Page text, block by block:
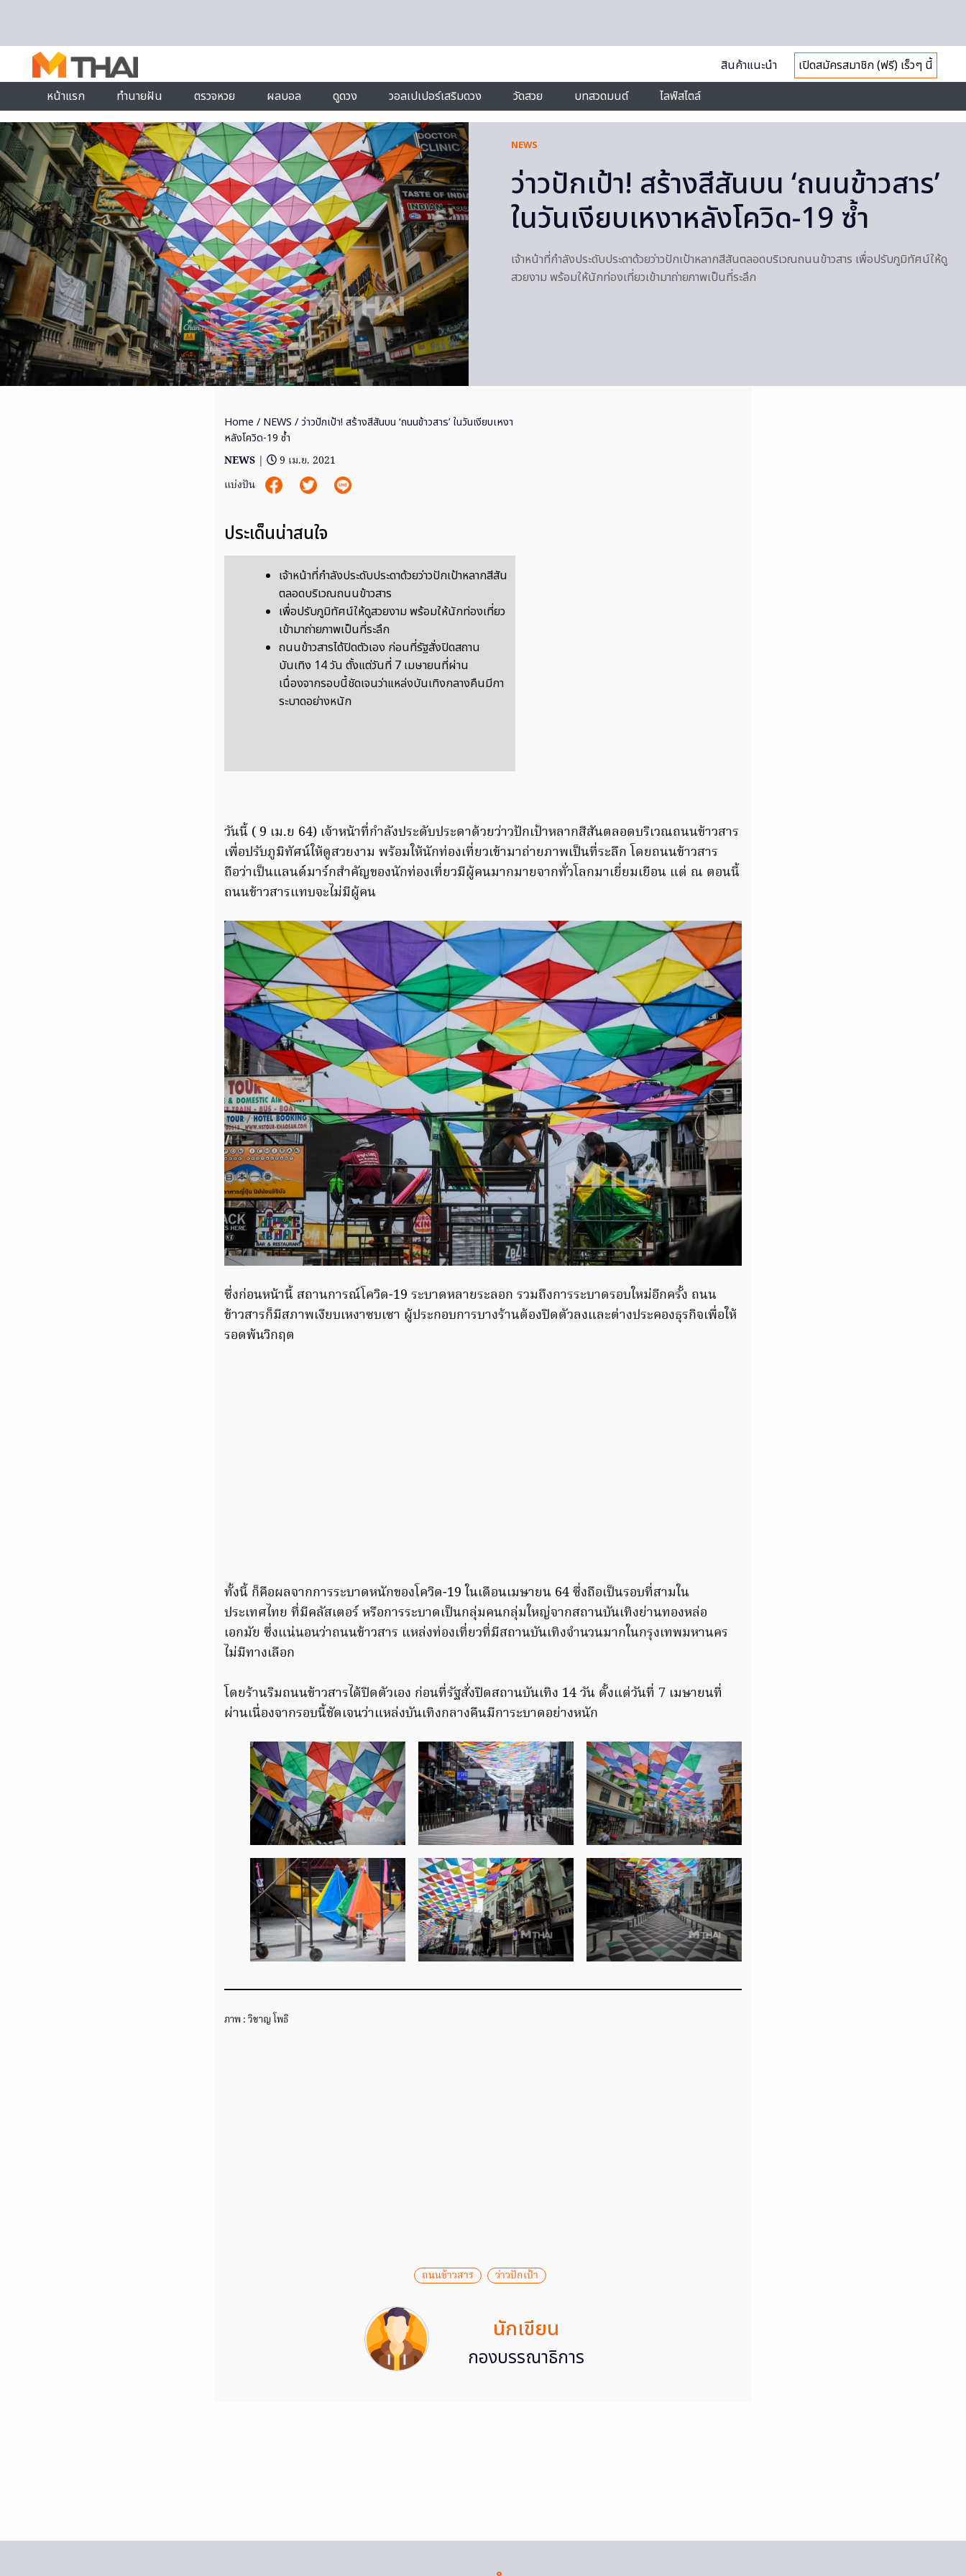
สินค้าแนะนำ
เปิดสมัครสมาชิก (ฟรี) เร็วๆ นี้
หน้าแรก
ทำนายฝัน ตรวจหวย ผลบอล ดูดวง วอลเปเปอร์เสริมดวง วัดสวย บทสวดมนต์ ไลฟ์สไตล์
NEWS
ว่าวปักเป้า! สร้างสีสันบน ‘ถนนข้าวสาร’
ในวันเงียบเหงาหลังโควิด-19 ซ้ำ
เจ้าหน้าที่กำลังประดับประดาด้วยว่าวปักเป้าหลากสีสันตลอดบริเวณถนนข้าวสาร เพื่อปรับภูมิทัศน์ให้ดู
สวยงาม พร้อมให้นักท่องเที่ยวเข้ามาถ่ายภาพเป็นที่ระลึก
Home / NEWS / ว่าวปักเป้า! สร้างสีสันบน ‘ถนนข้าวสาร’ ในวันเงียบเหงา
หลังโควิด-19 ซ้ำ
NEWS |
9 เม.ย. 2021
แบ่งปัน
ประเด็นน่าสนใจ
เจ้าหน้าที่กำลังประดับประดาด้วยว่าวปักเป้าหลากสีสัน
ตลอดบริเวณถนนข้าวสาร
เพื่อปรับภูมิทัศน์ให้ดูสวยงาม พร้อมให้นักท่องเที่ยว
เข้ามาถ่ายภาพเป็นที่ระลึก
ถนนข้าวสารได้ปิดตัวเอง ก่อนที่รัฐสั่งปิดสถาน
บันเทิง 14 วัน ตั้งแต่วันที่ 7 เมษายนที่ผ่าน
เนื่องจากรอบนี้ชัดเจนว่าแหล่งบันเทิงกลางคืนมีกา
ระบาดอย่างหนัก
วันนี้ ( 9 เม.ย 64) เจ้าหน้าที่กำลังประดับประดาด้วยว่าวปักเป้าหลากสีสันตลอดบริเวณถนนข้าวสาร
เพื่อปรับภูมิทัศน์ให้ดูสวยงาม พร้อมให้นักท่องเที่ยวเข้ามาถ่ายภาพเป็นที่ระลึก โดยถนนข้าวสาร
ถือว่าเป็นแลนด์มาร์กสำคัญของนักท่องเที่ยวมีผู้คนมากมายจากทั่วโลกมาเยี่ยมเยือน แต่ ณ ตอนนี้
ถนนข้าวสารแทบจะไม่มีผู้คน
ซึ่งก่อนหน้านี้ สถานการณ์โควิด-19 ระบาดหลายระลอก รวมถึงการระบาดรอบใหม่อีกครั้ง ถนน
ข้าวสารก็มีสภาพเงียบเหงาซบเซา ผู้ประกอบการบางร้านต้องปิดตัวลงและต่างประคองธุรกิจเพื่อให้
รอดพ้นวิกฤต
ทั้งนี้ ก็คือผลจากการระบาดหนักของโควิด-19 ในเดือนเมษายน 64 ซึ่งถือเป็นรอบที่สามใน
ประเทศไทย ที่มีคลัสเตอร์ หรือการระบาดเป็นกลุ่มคนกลุ่มใหญ่จากสถานบันเทิงย่านทองหล่อ
เอกมัย ซึ่งแน่นอนว่าถนนข้าวสาร แหล่งท่องเที่ยวที่มีสถานบันเทิงจำนวนมากในกรุงเทพมหานคร
ไม่มีทางเลือก
โดยร้านริมถนนข้าวสารได้ปิดตัวเอง ก่อนที่รัฐสั่งปิดสถานบันเทิง 14 วัน ตั้งแต่วันที่ 7 เมษายนที่
ผ่านเนื่องจากรอบนี้ชัดเจนว่าแหล่งบันเทิงกลางคืนมีการะบาดอย่างหนัก
ภาพ : วิชาญ โพธิ
ถนนข้าวสาร ว่าวปักเป้า
นักเขียน
กองบรรณาธิการ